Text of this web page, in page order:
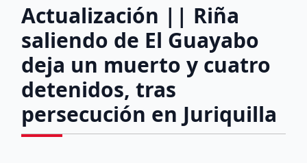
Actualización || Riña
saliendo de El Guayabo
deja un muerto y cuatro
detenidos, tras
persecución en Juriquilla